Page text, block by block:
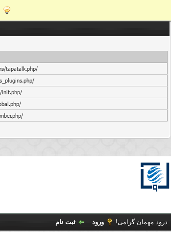
/inc/plugins/tapatalk.php
/inc/class_plugins.php
/inc/init.php
/global.php
/member.php
درود مهمان گرامی! ورود ثبت نام